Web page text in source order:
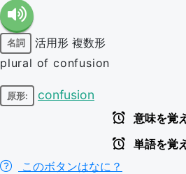
名詞 活用形 複数形
plural of confusion
原形: confusion
意味を覚
単語を覚
このボタンはなに？